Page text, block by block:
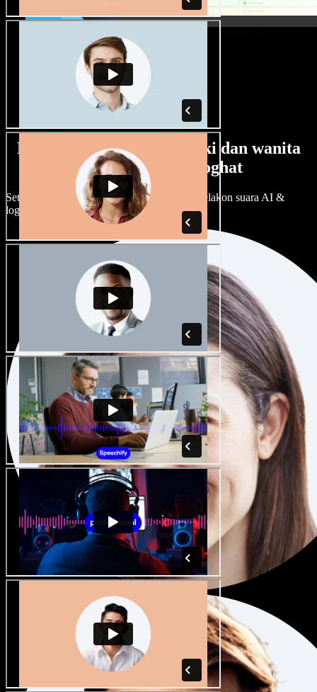
Banyak pilihan suara lelaki dan wanita
dengan pelbagai loghat
Setiap projek boleh jadi unik. Pilih ratusan pelakon suara AI &
loghat, laraskan ikut cita rasa anda.